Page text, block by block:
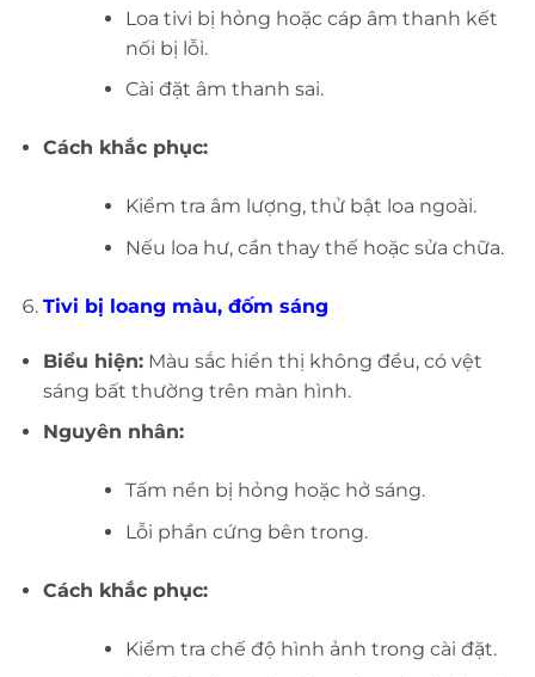
Loa tivi bị hỏng hoặc cáp âm thanh kết
nối bị lỗi.
Cài đặt âm thanh sai.
Cách khắc phục:
Kiểm tra âm lượng, thử bật loa ngoài.
Nếu loa hư, cần thay thế hoặc sửa chữa.
Tivi bị loang màu, đốm sáng
Biểu hiện:Màu sắc hiển thị không đều, có vệt
sáng bất thường trên màn hình.
Nguyên nhân:
Tấm nền bị hỏng hoặc hở sáng.
Lỗi phần cứng bên trong.
Cách khắc phục:
Kiểm tra chế độ hình ảnh trong cài đặt.